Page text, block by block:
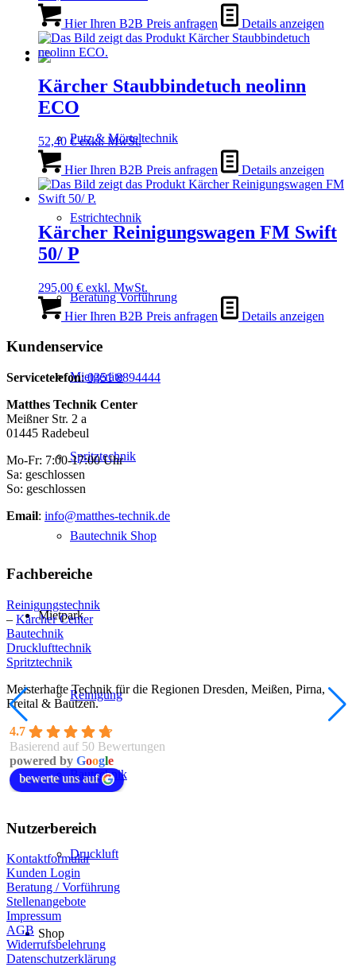
Putz & Mörteltechnik
Estrichtechnik
Beratung Vorführung
Mietgeräte
Spritztechnik
Bautechnik Shop
Mietpark
Reinigung
Bautechnik
Druckluft
Shop
Hier Ihren B2B Preis anfragen Details anzeigen
Kärcher Staubbindetuch neolinn
ECO
52,40 €exkl. MwSt.
Hier Ihren B2B Preis anfragen Details anzeigen
Kärcher Reinigungswagen FM Swift
50/ P
295,00 € exkl. MwSt.
Hier Ihren B2B Preis anfragen Details anzeigen
Kundenservice
Servicetelefon:0351 8894444
Matthes Technik Center
Meißner Str. 2 a
01445 Radebeul
Mo-Fr: 7:00-17:00 Uhr
Sa: geschlossen
So: geschlossen
Email: info@matthes-technik.de
Fachbereiche
Reinigungstechnik
– Kärcher Center
Bautechnik
Drucklufttechnik
Spritztechnik
Meisterhafte Technik für die Regionen Dresden, Meißen, Pirna,
Freital & Bautzen.
4.7
Basierend auf 50 Bewertungen
powered by Google
bewerte uns auf
Nutzerbereich
Kontaktformular
Kunden Login
Beratung / Vorführung
Stellenangebote
Impressum
AGB
Widerrufsbelehrung
Datenschutzerklärung